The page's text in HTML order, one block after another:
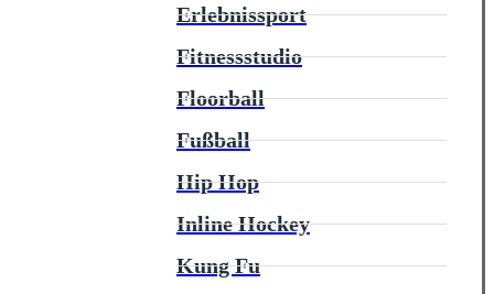
Erlebnissport
Fitnessstudio
Floorball
Fußball
Hip Hop
Inline Hockey
Kung Fu